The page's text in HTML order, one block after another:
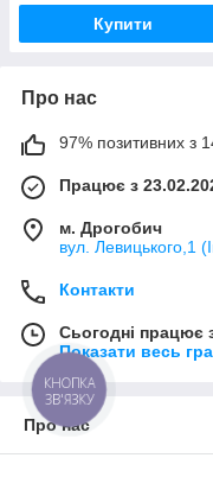
Купити
Про нас
97% позитивних з
Працює з
м. Дрогобич
вул. Левицького,1
Контакти
Сьогодні працює
Показати весь
Про нас
КНОПКА
ЗВ'ЯЗКУ